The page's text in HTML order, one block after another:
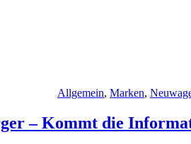
Allgemein, Marken,
– Kommt die